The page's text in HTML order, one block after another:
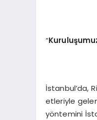
“
İstanbul’da,
etleriyle
yöntemini